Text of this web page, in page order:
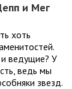
и Мег
хоть
ведущие? У
ведь мы
звезд.